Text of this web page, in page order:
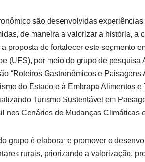
são desenvolvidas
de maneira a valorizar a história, a
proposta de fortalecer este segmento
(UFS), por meio do grupo de pesquisa
“Roteiros Gastronômicos e Paisagens
do Estado e à Embrapa Alimentos
Turismo Sustentável em
nos Cenários de Mudanças Climáticas
grupo é elaborar e promover o
rurais, priorizando a valorização,